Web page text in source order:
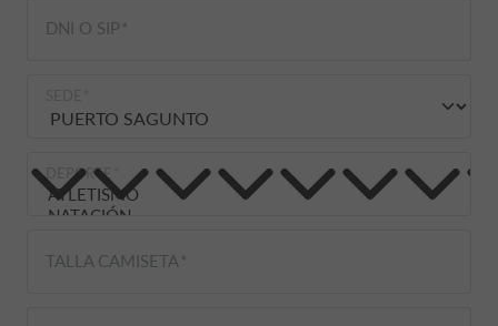
DNI O SIP
DEPORTE
TALLA CAMISETA